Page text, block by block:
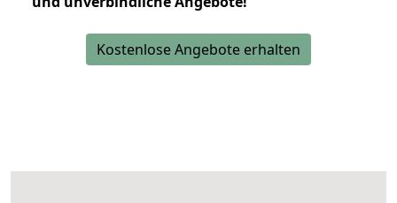
Kostenlose Angebote erhalten